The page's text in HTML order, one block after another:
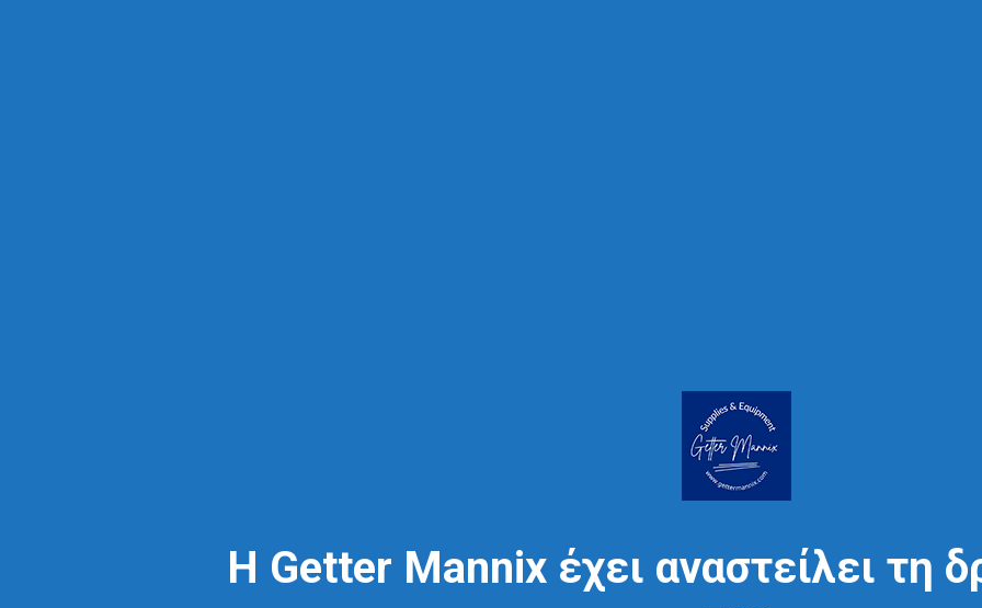
Η Getter Mannix έχει αναστείλει τη